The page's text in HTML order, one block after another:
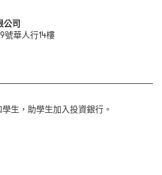
公司
號華人行14樓
生，助學生加入投資銀行。